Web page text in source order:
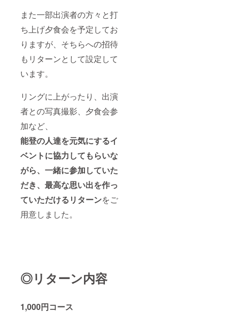
また一部出演者の方々と打
ち上げ夕食会を予定してお
りますが、そちらへの招待
もリターンとして設定して
います。
リングに上がったり、出演
者との写真撮影、夕食会参
加など、
能登の人達を元気にするイ
ベントに協力してもらいな
がら、一緒に参加していた
だき、最高な思い出を作っ
ていただけるリターンをご
用意しました。
◎リターン内容
1,000円コース